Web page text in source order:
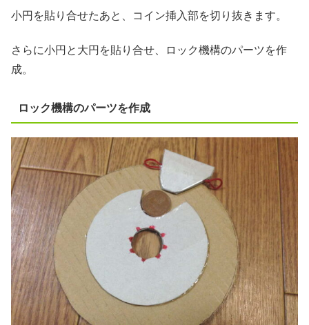
小円を貼り合せたあと、コイン挿入部を切り抜きます。
さらに小円と大円を貼り合せ、ロック機構のパーツを作
成。
ロック機構のパーツを作成